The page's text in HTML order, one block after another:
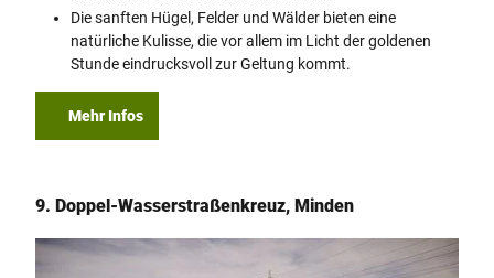
Die sanften Hügel, Felder und Wälder bieten eine
natürliche Kulisse, die vor allem im Licht der goldenen
Stunde eindrucksvoll zur Geltung kommt.
Mehr Infos
9. Doppel-Wasserstraßenkreuz, Minden